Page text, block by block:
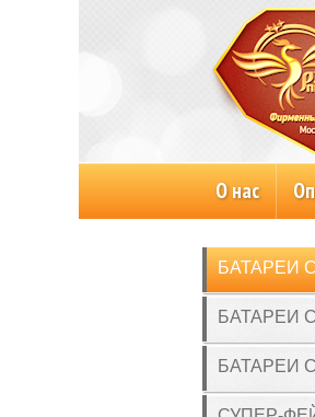
О нас
БАТАРЕИ
БАТАРЕИ
БАТАРЕИ